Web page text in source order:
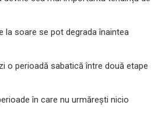
la soare se pot degrada înaintea
o perioadă sabatică între două etape
în care nu urmărești nicio